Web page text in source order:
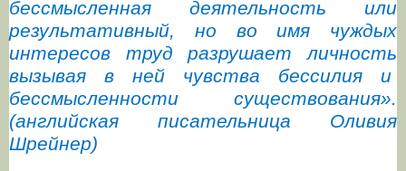
бессмысленная деятельность или
результативный, но во имя чуждых
интересов труд разрушает личность
вызывая в ней чувства бессилия и
бессмысленности существования».
(английская писательница Оливия
Шрейнер)